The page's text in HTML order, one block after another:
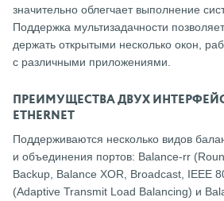
значительно облегчает выполнение
Поддержка мультизадачности
держать открытыми несколько окон,
с различными приложениями.
ПРЕИМУЩЕСТВА ДВУХ
ETHERNET
Поддерживаются несколько видов
и объединения портов: Balance-rr
Backup, Balance XOR, Broadcast, IEEE
(Adaptive Transmit Load Balancing) и